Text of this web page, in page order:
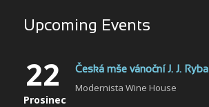
Upcoming Events
22
Prosinec
Česká mše vánoční J. J. Ryba
Modernista Wine House